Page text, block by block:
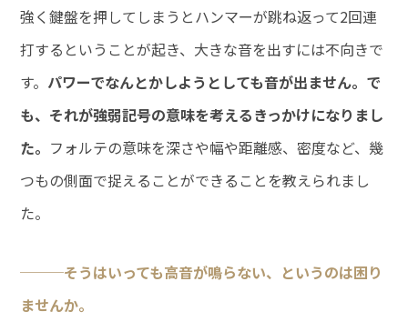
強く鍵盤を押してしまうとハンマーが跳ね返って2回連
打するということが起き、大きな音を出すには不向きで
す。 パワーでなんとかしようとしても音が出ません。で
も、それが強弱記号の意味を考えるきっかけになりまし
た。 フォルテの意味を深さや幅や距離感、密度など、幾
つもの側面で捉えることができることを教えられまし
た。
───そうはいっても高音が鳴らない、というのは困り
ませんか。